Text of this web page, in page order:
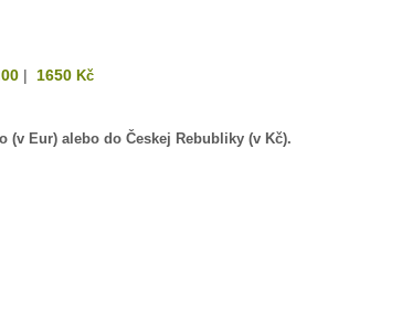
| 1650Kč
Eur) alebo do Českej Rebubliky (v Kč).